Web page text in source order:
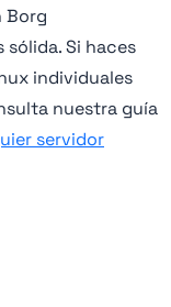
Borg
Si haces
individuales
nuestra guía
servidor